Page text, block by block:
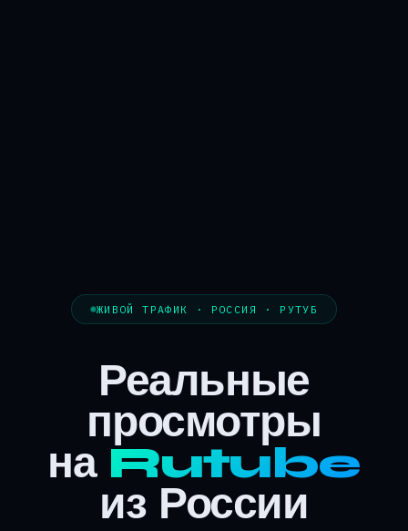
ЖИВОЙ ТРАФИК · РОССИЯ · РУТУБ
Реальные
просмотры
на Rutube
из России